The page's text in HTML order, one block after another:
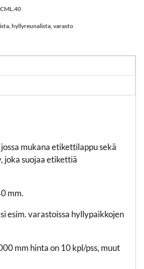
,hyllyreunalista,varasto
mukana etikettilappu sekä
joka suojaa etikettiä
mm.
esim. varastoissa hyllypaikkojen
mm hinta on 10 kpl/pss, muut